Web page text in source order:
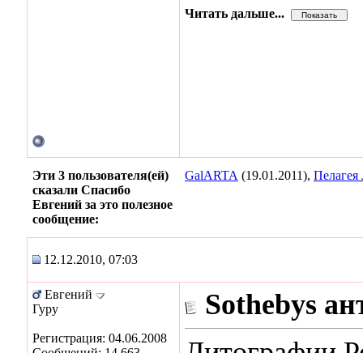
Читать дальше...
Эти 3 пользователя(ей)
сказали Спасибо
Евгений за это полезное
сообщение:
GalARTA (19.01.2011), Пелагея
12.12.2010, 07:03
Евгений
Гуру
Регистрация: 04.06.2008
Sothebys